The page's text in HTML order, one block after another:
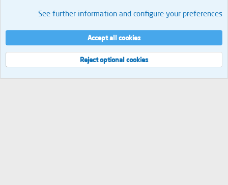
Cookies
العربية
إتصل بنا
الشروط والقوانين سياسة الخصوصية مساعدة الرئيسية
R
S
مجموع الإستعلامات 9 إجمالي الوقت
2.30MB
See further information and configure your preferences
Accept all cookies
Reject optional cookies